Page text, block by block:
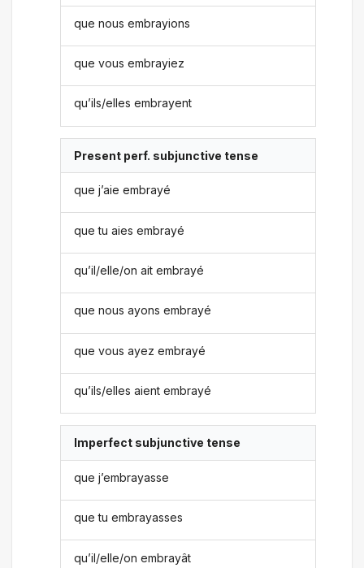
que nous embrayions
que vous embrayiez
qu’ils/elles embrayent
Present perf. subjunctive tense
que j’aie embrayé
que tu aies embrayé
qu’il/elle/on ait embrayé
que nous ayons embrayé
que vous ayez embrayé
qu’ils/elles aient embrayé
Imperfect subjunctive tense
que j’embrayasse
que tu embrayasses
qu’il/elle/on embrayât